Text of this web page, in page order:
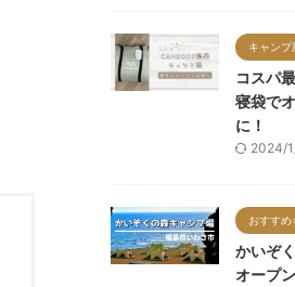
キャンプ
コスパ
寝袋で
に！
2024/
おすすめ
かいぞ
オープ